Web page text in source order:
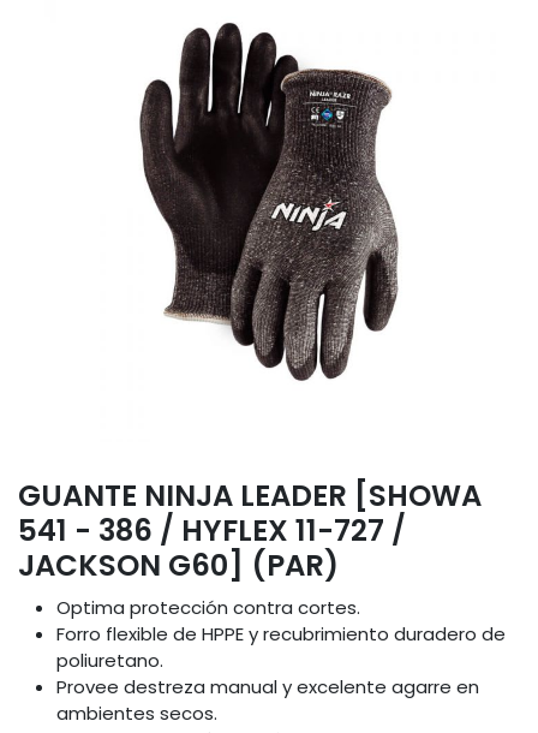
GUANTE NINJA LEADER [SHOWA
541 - 386 / HYFLEX 11-727 /
JACKSON G60] (PAR)
Optima protección contra cortes.
Forro flexible de HPPE y recubrimiento duradero de
poliuretano.
Provee destreza manual y excelente agarre en
ambientes secos.